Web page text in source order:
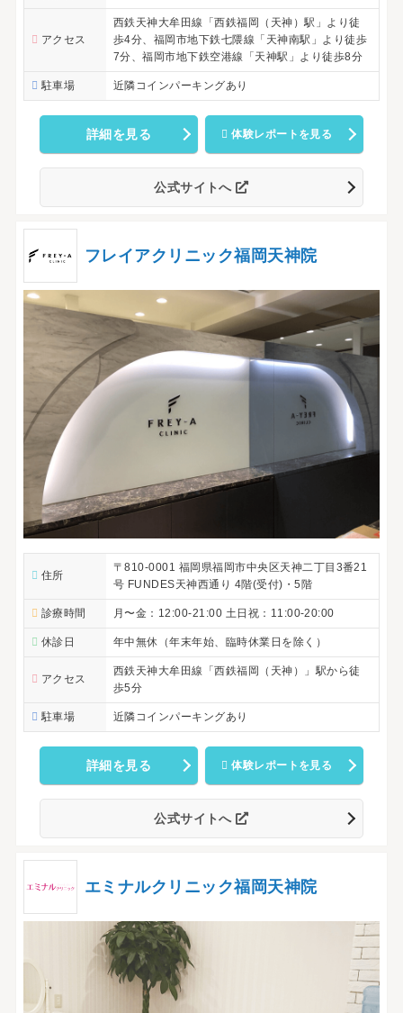
アクセス
西鉄天神大牟田線「西鉄福岡（天神）駅」より徒
歩4分、福岡市地下鉄七隈線「天神南駅」より徒歩
7分、福岡市地下鉄空港線「天神駅」より徒歩8分
駐車場 近隣コインパーキングあり
詳細を見る 体験レポートを見る
公式サイトへ
フレイアクリニック福岡天神院
住所
〒810-0001 福岡県福岡市中央区天神二丁目3番21
号 FUNDES天神西通り 4階(受付)・5階
診療時間 月〜金：12:00-21:00 土日祝：11:00-20:00
休診日 年中無休（年末年始、臨時休業日を除く）
アクセス
西鉄天神大牟田線「西鉄福岡（天神）」駅から徒
歩5分
駐車場 近隣コインパーキングあり
詳細を見る 体験レポートを見る
公式サイトへ
エミナルクリニック福岡天神院